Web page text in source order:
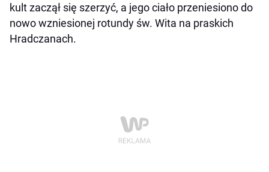
kult zaczął się szerzyć, a jego ciało przeniesiono do
nowo wzniesionej rotundy św. Wita na praskich
Hradczanach.